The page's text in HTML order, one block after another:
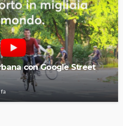
con Google Street